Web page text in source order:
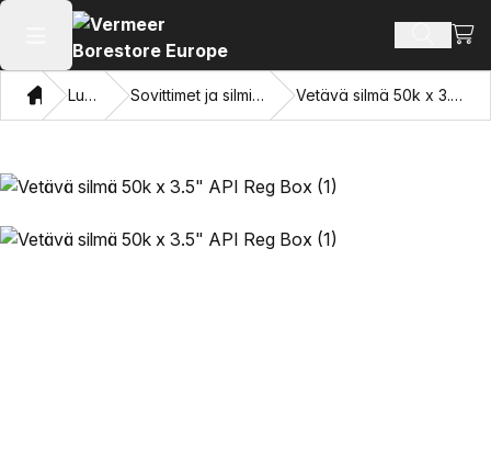
Avaa päävalikko Hae
Koti Luettelo Sovittimet ja silmien vetäminen Vetävä silmä 50k x 3.5" API Reg Box